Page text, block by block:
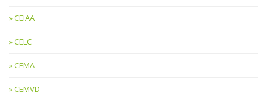
CEIAA
CELC
CEMA
CEMVD